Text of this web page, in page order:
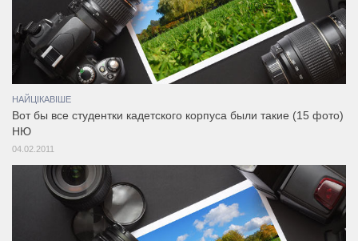
НАЙЦІКАВІШЕ
Вот бы все студентки кадетского корпуса были такие (15 фото)
НЮ
04.02.2011